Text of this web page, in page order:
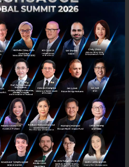
Team
AI Agent
: 02-001-5375
: 06-4658-9500